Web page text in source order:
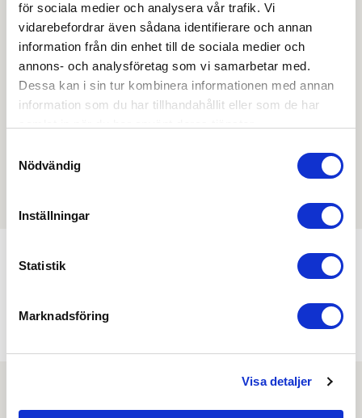
för sociala medier och analysera vår trafik. Vi
vidarebefordrar även sådana identifierare och annan
information från din enhet till de sociala medier och
annons- och analysföretag som vi samarbetar med.
Dessa kan i sin tur kombinera informationen med annan
information som du har tillhandahållit eller som de har
Nödvändig
Inställningar
Statistik
Marknadsföring
Visa detaljer
Skapa inloggning, bli företagskund eller logga in för att
beställa, se priser,
produktblad, ritningar, monteringsbeskrivningar samt
övriga dokument.
Filmer